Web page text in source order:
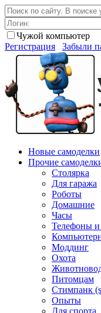
Чужой компьютер
Регистрация
Забыли
Новые самоделки
Прочие
Столярка
Для гаража
Роботы
Домашние
Часы
Телефоны
Моддинг
Охота
Питомцам
Стимпанк
Опыты
Для спорта